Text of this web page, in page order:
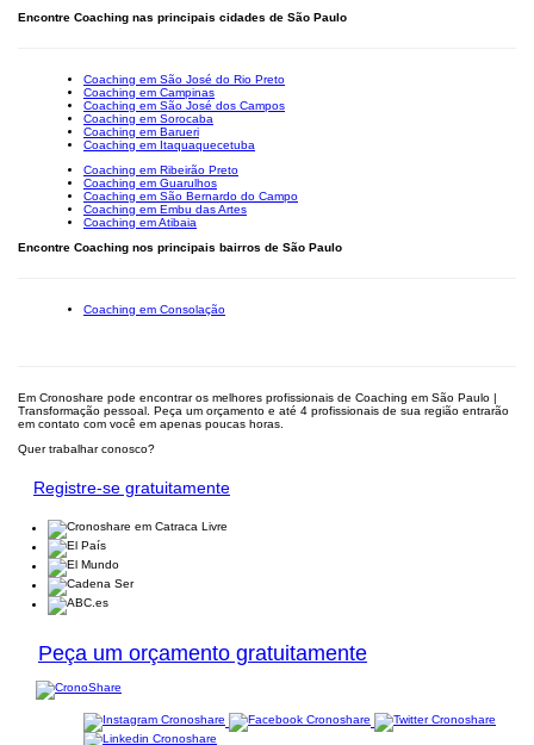
Encontre Coaching nas principais cidades de São Paulo
Coaching em São José do Rio Preto
Coaching em Campinas
Coaching em São José dos Campos
Coaching em Sorocaba
Coaching em Barueri
Coaching em Itaquaquecetuba
Coaching em Ribeirão Preto
Coaching em Guarulhos
Coaching em São Bernardo do Campo
Coaching em Embu das Artes
Coaching em Atibaia
Encontre Coaching nos principais bairros de São Paulo
Coaching em Consolação
Em Cronoshare pode encontrar os melhores profissionais de Coaching em São Paulo |
Transformação pessoal. Peça um orçamento e até 4 profissionais de sua região entrarão
em contato com você em apenas poucas horas.
Quer trabalhar conosco?
Registre-se gratuitamente
Peça um orçamento gratuitamente